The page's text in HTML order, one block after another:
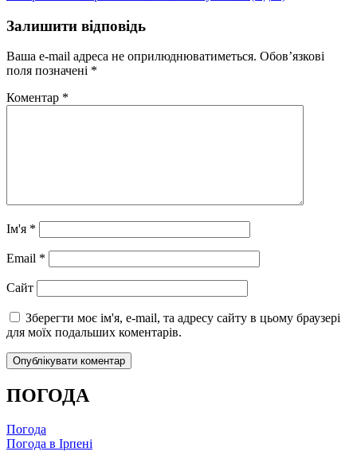
Залишити відповідь
Ваша e-mail адреса не оприлюднюватиметься. Обов’язкові
поля позначені *
Коментар *
Ім'я *
Email *
Сайт
Зберегти моє ім'я, e-mail, та адресу сайту в цьому браузері
для моїх подальших коментарів.
ПОГОДА
Погода
Погода в Ірпені